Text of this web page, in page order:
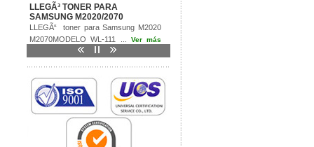
LLEGÃ³ TONER PARA
SAMSUNG M2020/2070
LLEGÃ“ toner para Samsung M2020
M2070MODELO WL-111 ... Ver más